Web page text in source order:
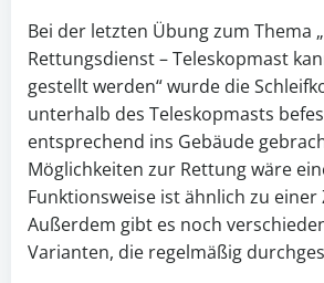
Bei der letzten Übung zum Thema
Rettungsdienst – Teleskopmast
gestellt werden“ wurde die
unterhalb des Teleskopmasts
entsprechend ins Gebäude
Möglichkeiten zur Rettung wäre
Funktionsweise ist ähnlich zu einer
Außerdem gibt es noch
Varianten, die regelmäßig